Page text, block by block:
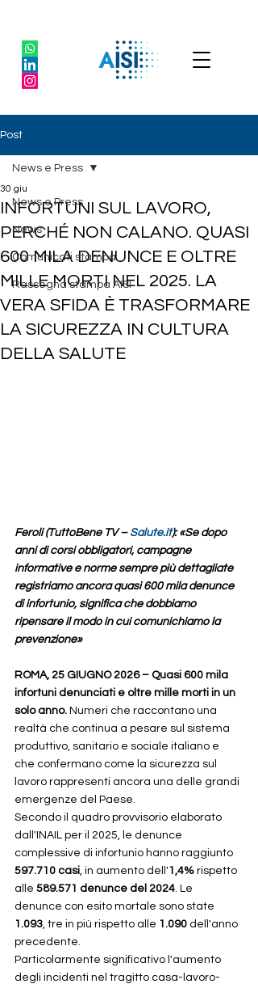
Post
News e Press
News
Comunicati stampa
Rassegna stampa AISI
News e Press
INFORTUNI SUL LAVORO,
PERCHÉ NON CALANO. QUASI
600 MILA DENUNCE E OLTRE
MILLE MORTI NEL 2025. LA
VERA SFIDA È TRASFORMARE
LA SICUREZZA IN CULTURA
DELLA SALUTE
30 giu
Feroli (TuttoBene TV – Salute.it): «Se dopo
anni di corsi obbligatori, campagne
informative e norme sempre più dettagliate
registriamo ancora quasi 600 mila denunce
di infortunio, significa che dobbiamo
ripensare il modo in cui comunichiamo la
prevenzione»
ROMA, 25 GIUGNO 2026 – Quasi 600 mila
infortuni denunciati e oltre mille morti in un
solo anno. Numeri che raccontano una
realtà che continua a pesare sul sistema
produttivo, sanitario e sociale italiano e
che confermano come la sicurezza sul
lavoro rappresenti ancora una delle grandi
emergenze del Paese.
Secondo il quadro provvisorio elaborato
dall'INAIL per il 2025, le denunce
complessive di infortunio hanno raggiunto
597.710 casi , in aumento dell' 1,4% rispetto
alle 589.571 denunce del 2024 . Le
denunce con esito mortale sono state
1.093 , tre in più rispetto alle 1.090 dell'anno
precedente.
Particolarmente significativo l'aumento
degli incidenti nel tragitto casa-lavoro-